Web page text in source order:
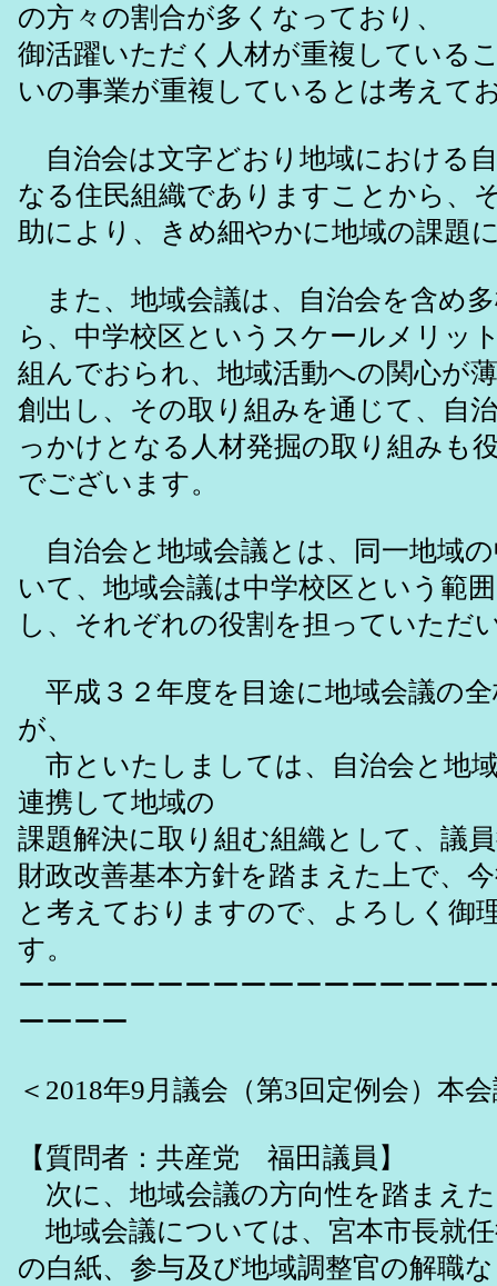
の方々の割合が多くなっており、
御活躍いただく人材が重複している
いの事業が重複しているとは考えて
自治会は文字どおり地域における
なる住民組織でありますことから、
助により、きめ細やかに地域の課題
また、地域会議は、自治会を含め
ら、中学校区というスケールメリッ
組んでおられ、地域活動への関心が
創出し、その取り組みを通じて、自
っかけとなる人材発掘の取り組みも
でございます。
自治会と地域会議とは、同一地域
いて、地域会議は中学校区という範
し、それぞれの役割を担っていただ
平成３２年度を目途に地域会議の
が、
市といたしましては、自治会と地
連携して地域の
課題解決に取り組む組織として、議
財政改善基本方針を踏まえた上で、
と考えておりますので、よろしく御
す。
ーーーーーーーーーーーーーーーー
ーーーー
＜2018年9月議会（第3回定例会）本
【質問者：共産党 福田議員】
次に、地域会議の方向性を踏まえ
地域会議については、宮本市長就
の白紙、参与及び地域調整官の解職